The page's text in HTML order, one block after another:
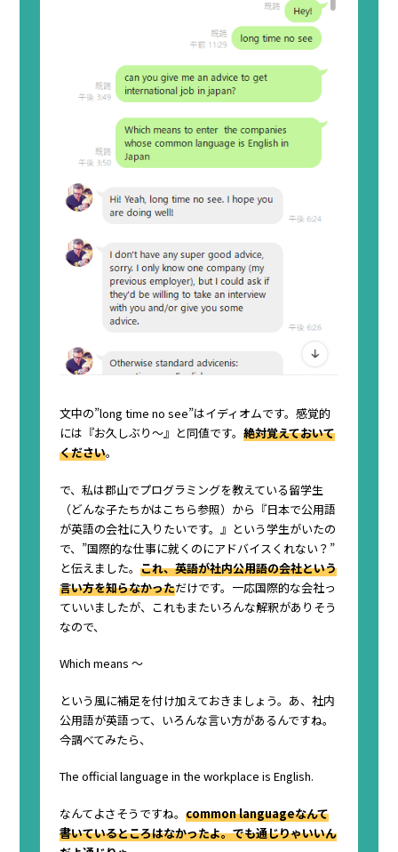
文中の”long time no see”はイディオムです。感覚的
には『お久しぶり～』と同値です。絶対覚えておいて
ください。
で、私は郡山でプログラミングを教えている留学生
（どんな子たちかはこちら参照）から『日本で公用語
が英語の会社に入りたいです。』という学生がいたの
で、”国際的な仕事に就くのにアドバイスくれない？”
と伝えました。これ、英語が社内公用語の会社という
言い方を知らなかっただけです。一応国際的な会社っ
ていいましたが、これもまたいろんな解釈がありそう
なので、
Which means ～
という風に補足を付け加えておきましょう。あ、社内
公用語が英語って、いろんな言い方があるんですね。
今調べてみたら、
The official language in the workplace is English.
なんてよさそうですね。common languageなんて
書いているところはなかったよ。でも通じりゃいいん